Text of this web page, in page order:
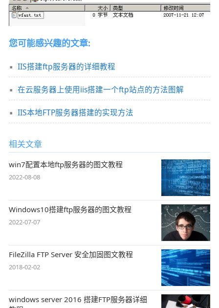
您可能感兴趣的文章:
IIS搭建ftp服务器的详细教程
在云服务器上使用iis搭建一个ftp站点的方法图解
IIS本地FTP服务器搭建的实现方法
相关文章
win7配置本地ftp服务器的图文教程
2022-08-08
Windows10搭建ftp服务器的图文教程
2022-07-07
FileZilla FTP Server 安全加固图文教程
2018-02-02
windows server 2016 搭建FTP服务器详细